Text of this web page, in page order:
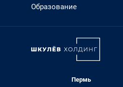
Образование
Пермь